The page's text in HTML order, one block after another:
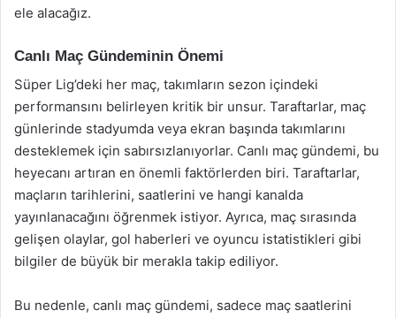
ele alacağız.
Canlı Maç Gündeminin Önemi
Süper Lig’deki her maç, takımların sezon içindeki
performansını belirleyen kritik bir unsur. Taraftarlar, maç
günlerinde stadyumda veya ekran başında takımlarını
desteklemek için sabırsızlanıyorlar. Canlı maç gündemi, bu
heyecanı artıran en önemli faktörlerden biri. Taraftarlar,
maçların tarihlerini, saatlerini ve hangi kanalda
yayınlanacağını öğrenmek istiyor. Ayrıca, maç sırasında
gelişen olaylar, gol haberleri ve oyuncu istatistikleri gibi
bilgiler de büyük bir merakla takip ediliyor.
Bu nedenle, canlı maç gündemi, sadece maç saatlerini